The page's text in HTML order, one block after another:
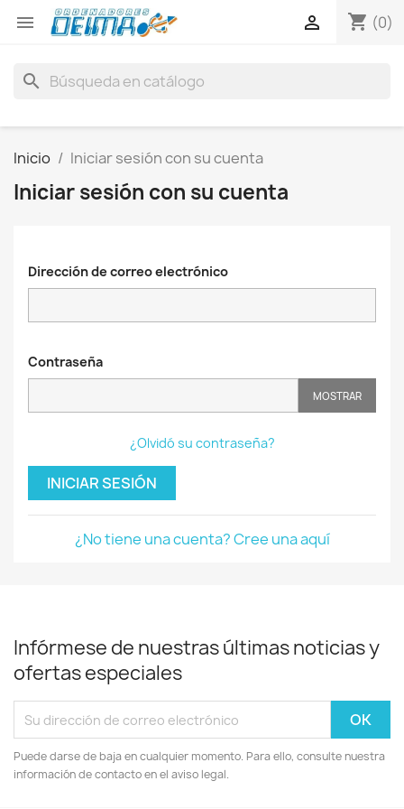
 shopping_cart (0)

search
Inicio Iniciar sesión con su cuenta
Iniciar sesión con su cuenta
Dirección de correo electrónico
Contraseña
MOSTRAR
¿Olvidó su contraseña?
INICIAR SESIÓN
¿No tiene una cuenta? Cree una aquí
Infórmese de nuestras últimas noticias y
ofertas especiales
Puede darse de baja en cualquier momento. Para ello, consulte nuestra
información de contacto en el aviso legal.